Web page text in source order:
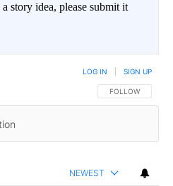
story idea, please submit it
FOLLOW THIS
FOLLOW
LOG IN SIGN UP
NEWEST